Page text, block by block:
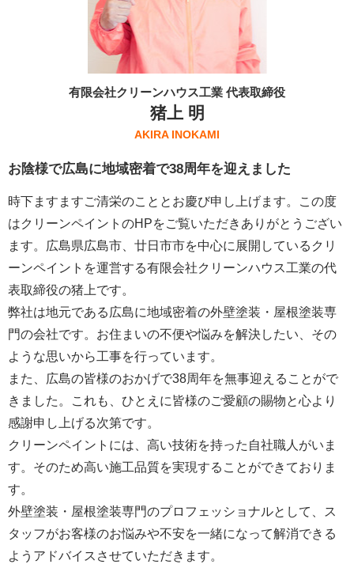
有限会社クリーンハウス工業 代表取締役
猪上 明
AKIRA INOKAMI
お陰様で広島に地域密着で38周年を迎えました
時下ますますご清栄のこととお慶び申し上げます。この度
はクリーンペイントのHPをご覧いただきありがとうござい
ます。広島県広島市、廿日市市を中心に展開しているクリ
ーンペイントを運営する有限会社クリーンハウス工業の代
表取締役の猪上です。
弊社は地元である広島に地域密着の外壁塗装・屋根塗装専
門の会社です。お住まいの不便や悩みを解決したい、その
ような思いから工事を行っています。
また、広島の皆様のおかげで38周年を無事迎えることがで
きました。これも、ひとえに皆様のご愛顧の賜物と心より
感謝申し上げる次第です。
クリーンペイントには、高い技術を持った自社職人がいま
す。そのため高い施工品質を実現することができておりま
す。
外壁塗装・屋根塗装専門のプロフェッショナルとして、ス
タッフがお客様のお悩みや不安を一緒になって解消できる
ようアドバイスさせていただきます。